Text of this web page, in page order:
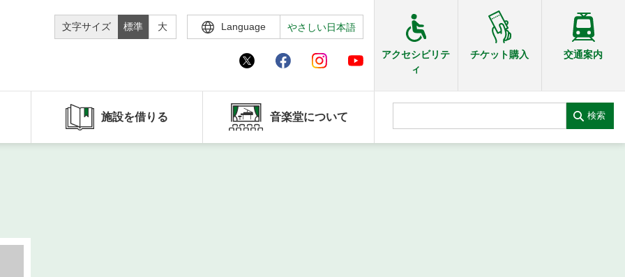
文字サイズ 標準 大 Language やさしい日本語
アクセシビリテ
ィ
チケット購入 交通案内
施設を借りる 音楽堂について 検索